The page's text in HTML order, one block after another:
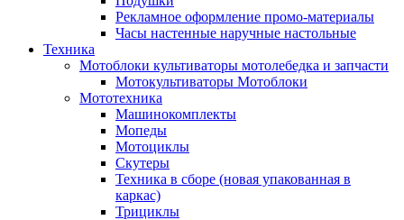
Рекламное оформление промо-материалы
Часы настенные наручные настольные
Техника
Мотоблоки культиваторы мотолебедка и запчасти
Мотокультиваторы Мотоблоки
Мототехника
Машинокомплекты
Мопеды
Мотоциклы
Скутеры
Техника в сборе (новая упакованная в
каркас)
Трициклы